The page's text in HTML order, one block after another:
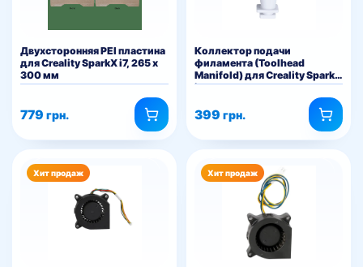
Двухсторонняя PEI пластина
для Creality SparkX i7, 265 x
300 мм
779 грн.
Коллектор подачи
филамента (Toolhead
Manifold) для Creality SparkX
i7
399 грн.
Хит продаж Хит продаж